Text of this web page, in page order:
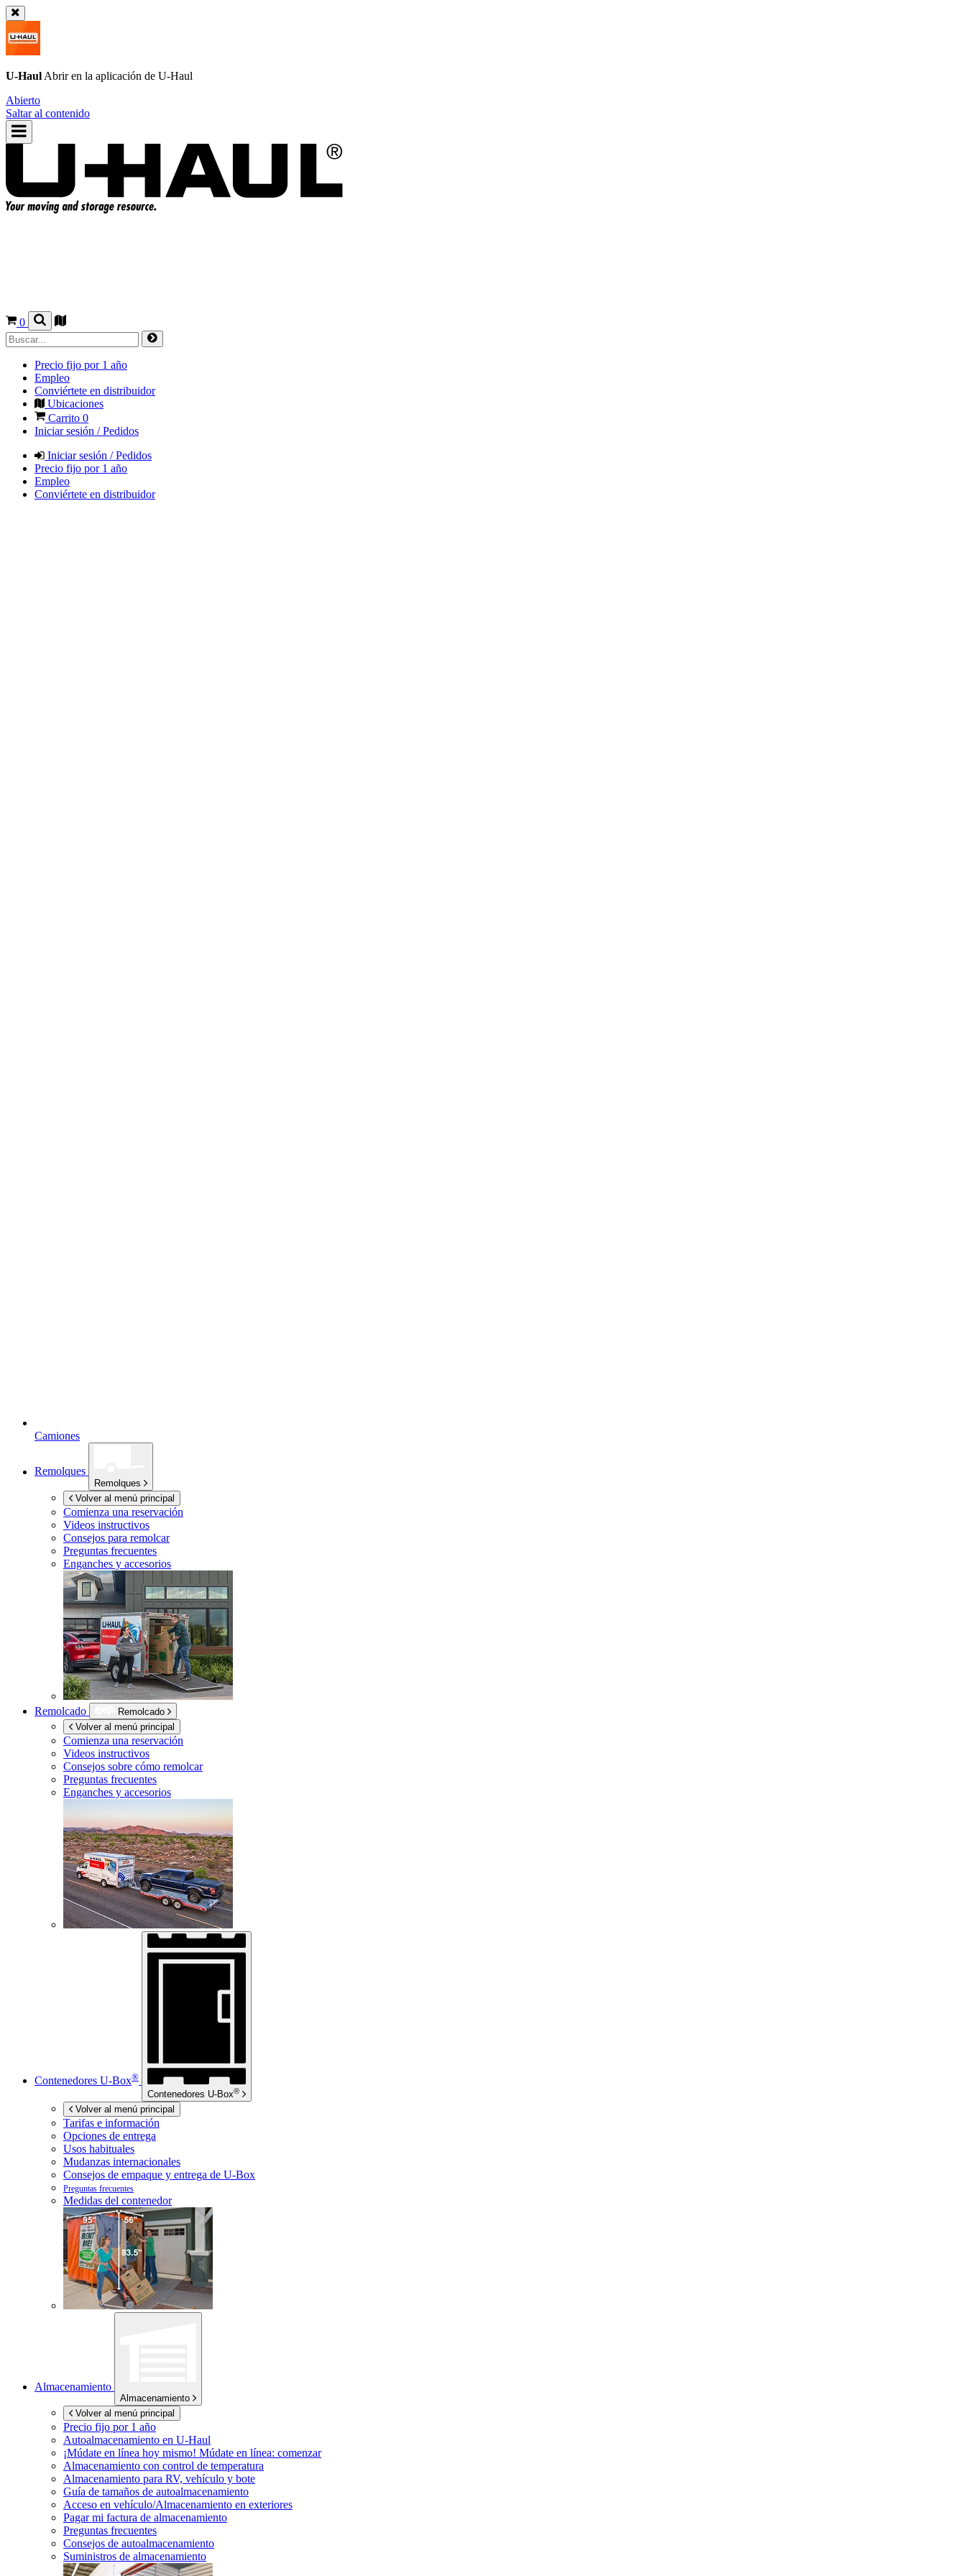
U-Haul Abrir en la aplicación de U-Haul
Abierto
Saltar al contenido
0
Precio fijo por 1 año
Empleo
Conviértete en distribuidor
Ubicaciones
Carrito 0
Iniciar sesión / Pedidos
Iniciar sesión / Pedidos
Precio fijo por 1 año
Empleo
Conviértete en distribuidor
Camiones
Remolques
Remolques
Volver al menú principal
Comienza una reservación
Videos instructivos
Consejos para remolcar
Preguntas frecuentes
Enganches y accesorios
Remolcado
Remolcado
Volver al menú principal
Comienza una reservación
Videos instructivos
Consejos sobre cómo remolcar
Preguntas frecuentes
Enganches y accesorios
Contenedores U-Box®
Contenedores U-Box®
Volver al menú principal
Tarifas e información
Opciones de entrega
Usos habituales
Mudanzas internacionales
Consejos de empaque y entrega de U-Box
Preguntas frecuentes
Medidas del contenedor
Almacenamiento
Almacenamiento
Volver al menú principal
Precio fijo por 1 año
Autoalmacenamiento en U-Haul
¡Múdate en línea hoy mismo! Múdate en línea: comenzar
Almacenamiento con control de temperatura
Almacenamiento para RV, vehículo y bote
Guía de tamaños de autoalmacenamiento
Acceso en vehículo/Almacenamiento en exteriores
Pagar mi factura de almacenamiento
Preguntas frecuentes
Consejos de autoalmacenamiento
Suministros de almacenamiento